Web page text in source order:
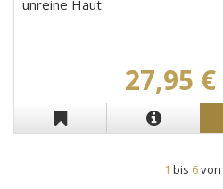
unreine Haut
27,95 €
1 bis 6von